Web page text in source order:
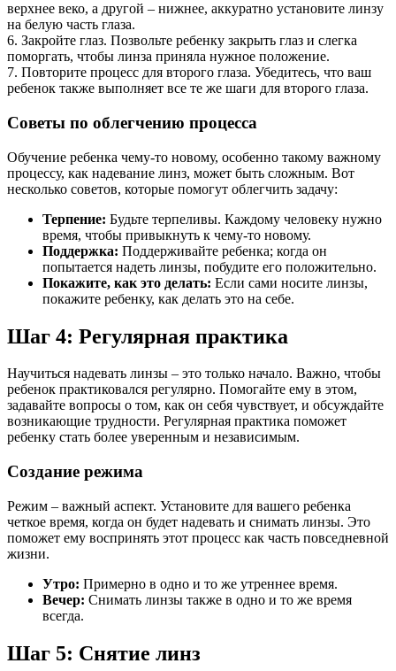
верхнее веко, а другой – нижнее, аккуратно установите линзу
на белую часть глаза.
6. Закройте глаз. Позвольте ребенку закрыть глаз и слегка
поморгать, чтобы линза приняла нужное положение.
7. Повторите процесс для второго глаза. Убедитесь, что ваш
ребенок также выполняет все те же шаги для второго глаза.
Советы по облегчению процесса
Обучение ребенка чему-то новому, особенно такому важному
процессу, как надевание линз, может быть сложным. Вот
несколько советов, которые помогут облегчить задачу:
Терпение: Будьте терпеливы. Каждому человеку нужно
время, чтобы привыкнуть к чему-то новому.
Поддержка: Поддерживайте ребенка; когда он
попытается надеть линзы, побудите его положительно.
Покажите, как это делать: Если сами носите линзы,
покажите ребенку, как делать это на себе.
Шаг 4: Регулярная практика
Научиться надевать линзы – это только начало. Важно, чтобы
ребенок практиковался регулярно. Помогайте ему в этом,
задавайте вопросы о том, как он себя чувствует, и обсуждайте
возникающие трудности. Регулярная практика поможет
ребенку стать более уверенным и независимым.
Создание режима
Режим – важный аспект. Установите для вашего ребенка
четкое время, когда он будет надевать и снимать линзы. Это
поможет ему воспринять этот процесс как часть повседневной
жизни.
Утро: Примерно в одно и то же утреннее время.
Вечер: Снимать линзы также в одно и то же время
всегда.
Шаг 5: Снятие линз